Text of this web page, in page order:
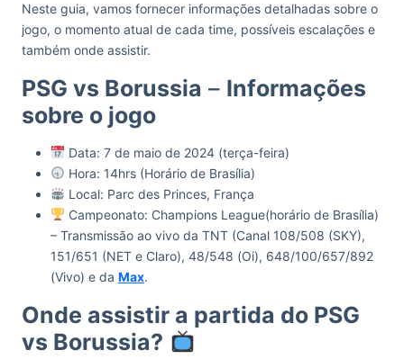
Neste guia, vamos fornecer informações detalhadas sobre o
jogo, o momento atual de cada time, possíveis escalações e
também onde assistir.
PSG vs Borussia – Informações
sobre o jogo
Data: 7 de maio de 2024 (terça-feira)
Hora: 14hrs (Horário de Brasília)
Local: Parc des Princes, França
Campeonato: Champions League(horário de Brasília)
– Transmissão ao vivo da TNT (Canal 108/508 (SKY),
151/651 (NET e Claro), 48/548 (Oi), 648/100/657/892
(Vivo) e da Max.
Onde assistir a partida do PSG
vs Borussia?